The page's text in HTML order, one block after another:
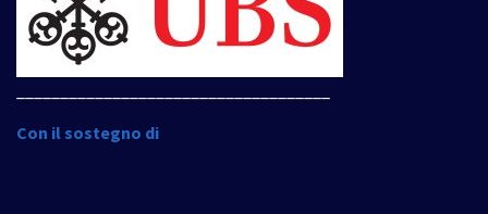
Con il sostegno di